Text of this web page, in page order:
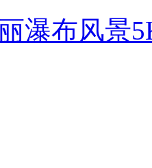
瀑布风景